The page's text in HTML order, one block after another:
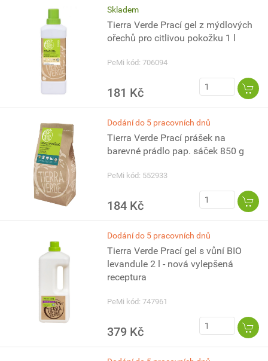
Skladem
Tierra Verde Prací gel z mýdlových
ořechů pro citlivou pokožku 1 l
PeMi kód: 706094
181 Kč
Dodání do 5 pracovních dnů
Tierra Verde Prací prášek na
barevné prádlo pap. sáček 850 g
PeMi kód: 552933
184 Kč
Dodání do 5 pracovních dnů
Tierra Verde Prací gel s vůní BIO
levandule 2 l - nová vylepšená
receptura
PeMi kód: 747961
379 Kč